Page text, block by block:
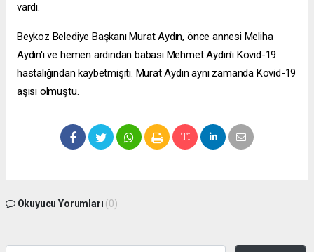
vardı.
Beykoz Belediye Başkanı Murat Aydın, önce annesi Meliha
Aydın'ı ve hemen ardından babası Mehmet Aydın'ı Kovid-19
hastalığından kaybetmişiti. Murat Aydın aynı zamanda Kovid-19
aşısı olmuştu.
Okuyucu Yorumları (0)